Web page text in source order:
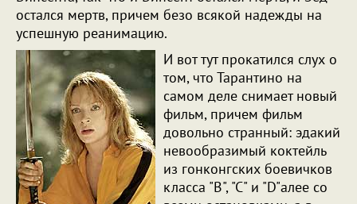
остался мертв, причем безо всякой надежды на
успешную реанимацию.
И вот тут прокатился слух о
том, что Тарантино на
самом деле снимает новый
фильм, причем фильм
довольно странный: эдакий
невообразимый коктейль
из гонконгских боевичков
класса "B", "C" и "D"алее со